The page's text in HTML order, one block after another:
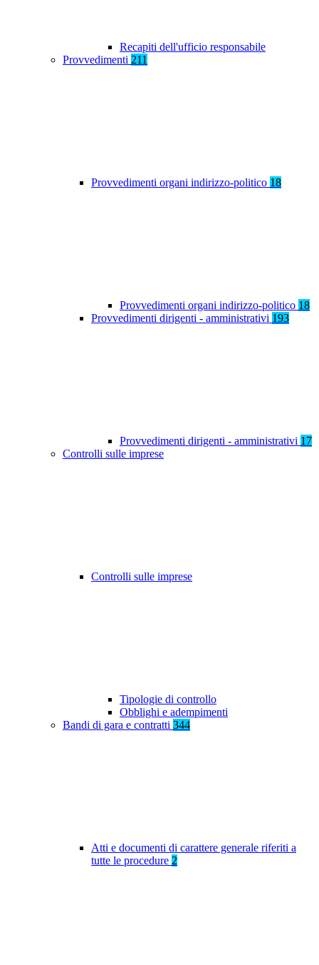
Recapiti dell'ufficio responsabile
Provvedimenti 211
Provvedimenti organi indirizzo-politico 18
Provvedimenti organi indirizzo-politico 18
Provvedimenti dirigenti - amministrativi 193
Provvedimenti dirigenti - amministrativi 17
Controlli sulle imprese
Controlli sulle imprese
Tipologie di controllo
Obblighi e adempimenti
Bandi di gara e contratti 344
Atti e documenti di carattere generale riferiti a
tutte le procedure 2